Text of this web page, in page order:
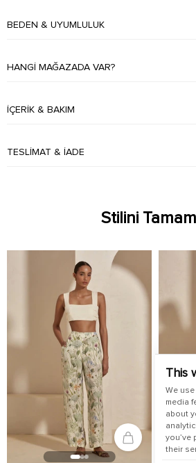
This
We
media
about
you’ve
their
BEDEN & UYUMLULUK
HANGI MAĞAZADA VAR?
İÇERIK & BAKIM
TESLIMAT & İADE
Stilini